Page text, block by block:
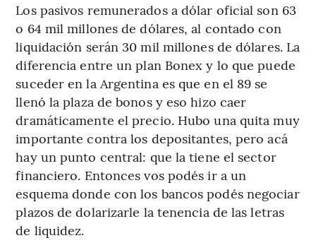
Los pasivos remunerados a dólar oficial son 63
o 64 mil millones de dólares, al contado con
liquidación serán 30 mil millones de dólares. La
diferencia entre un plan Bonex y lo que puede
suceder en la Argentina es que en el 89 se
llenó la plaza de bonos y eso hizo caer
dramáticamente el precio. Hubo una quita muy
importante contra los depositantes, pero acá
hay un punto central: que la tiene el sector
financiero. Entonces vos podés ir a un
esquema donde con los bancos podés negociar
plazos de dolarizarle la tenencia de las letras
de liquidez.